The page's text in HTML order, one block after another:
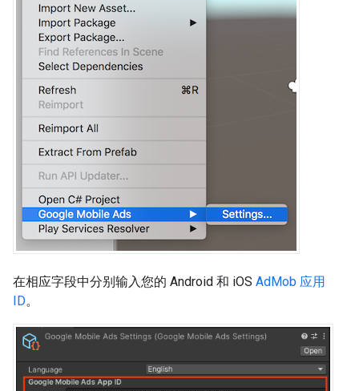
在相应字段中分别输入您的 Android 和 iOS AdMob 应用
ID。